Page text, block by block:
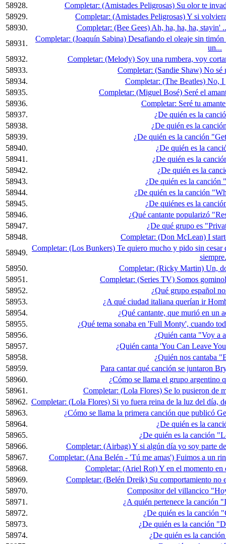
58928.
Completar: (Amistades Peligrosas) Su olor te
58929.
Completar: (Amistades Peligrosas) Y si
58930.
Completar: (Bee Gees) Ah, ha, ha, ha, stayin'
58931.
Completar: (Joaquín Sabina) Desafiando el oleaje sin
un...
58932.
Completar: (Melody) Soy una rumbera, voy
58933.
Completar: (Sandie Shaw) No sé
58934.
Completar: (The Beatles) No,
58935.
Completar: (Miguel Bosé) Seré el
58936.
Completar: Seré tu
58937.
¿De quién es la
58938.
¿De quién es la
58939.
¿De quién es la canción
58940.
¿De quién es la
58941.
¿De quién es la
58942.
¿De quién es la
58943.
¿De quién es la
58944.
¿De quién es la canción
58945.
¿De quiénes es la
58946.
¿Qué cantante popularizó
58947.
¿De qué grupo es
58948.
Completar: (Don McLean) I
58949.
Completar: (Los Bunkers) Te quiero mucho y pido sin cesar
58950.
Completar: (Ricky Martin) Un,
58951.
Completar: (Series TV) Somos
58952.
¿Qué grupo español
58953.
¿A qué ciudad italiana querían ir
58954.
¿Qué cantante, que murió en un
58955.
¿Qué tema sonaba en 'Full Monty', cuando
58956.
¿Quién canta "Voy a
58957.
¿Quién canta 'You Can Leave
58958.
¿Quién nos cantaba
58959.
Para cantar qué canción se juntaron
58960.
¿Cómo se llama el grupo argentino
58961.
Completar: (Lola Flores) Se lo pusieron de
58962. Completar: (Lola Flores) Si yo fuera reina de la luz del día,
58963.
¿Cómo se llama la primera canción que publicó
58964.
¿De quién es la
58965.
¿De quién es la canción
58966.
Completar: (Airbag) Y si algún día yo soy parte
58967.
Completar: (Ana Belén - 'Tú me amas') Fuimos a un
58968.
Completar: (Ariel Rot) Y en el momento en
58969.
Completar: (Belén Dreik) Su comportamiento no
58970.
Compositor del villancico
58971.
¿A quién pertenece la canción
58972.
¿De quién es la canción
58973.
¿De quién es la canción
58974.
¿De quién es la